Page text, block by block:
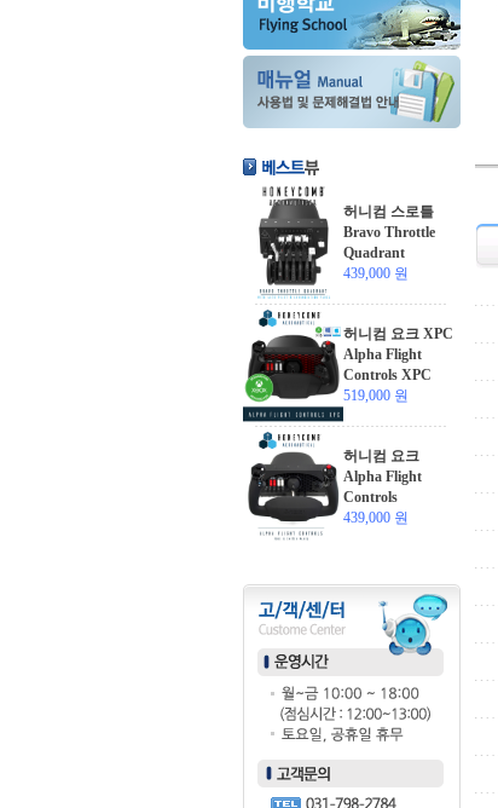
허니컴 스로틀
Bravo Throttle
Quadrant
439,000 원
허니컴 요크 XPC
Alpha Flight
Controls XPC
519,000 원
허니컴 요크
Alpha Flight
Controls
439,000 원